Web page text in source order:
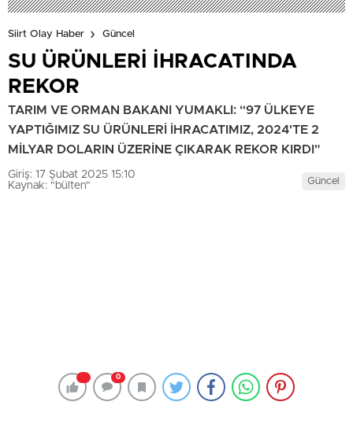
Siirt Olay Haber Güncel
SU ÜRÜNLERİ İHRACATINDA
REKOR
TARIM VE ORMAN BAKANI YUMAKLI: “97 ÜLKEYE
YAPTIĞIMIZ SU ÜRÜNLERİ İHRACATIMIZ, 2024'TE 2
MİLYAR DOLARIN ÜZERİNE ÇIKARAK REKOR KIRDI"
Giriş: 17 Şubat 2025 15:10
Kaynak: "bülten"
Güncel
0